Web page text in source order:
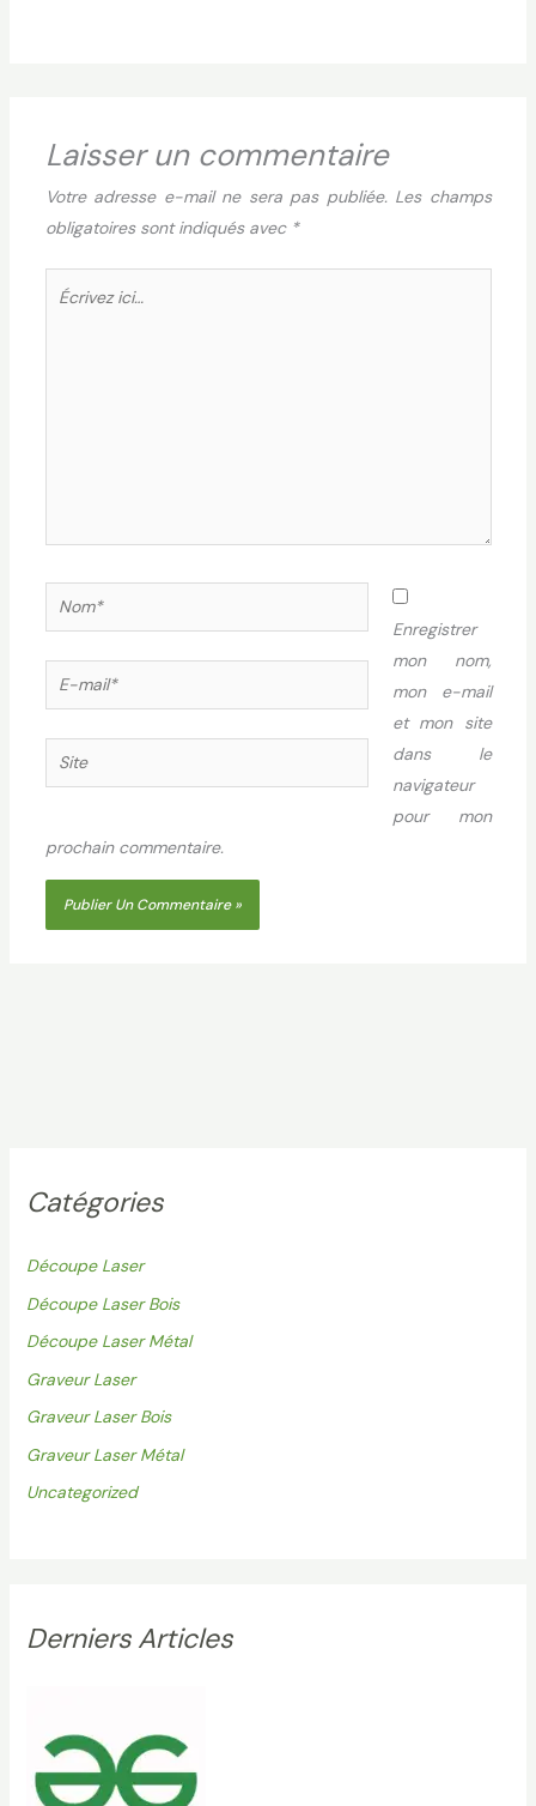
Laisser un commentaire
Votre adresse e-mail ne sera pas publiée. Les champs
obligatoires sont indiqués avec *
Nom*
E-
mail*
Site
Enregistrer
mon nom,
mon e-mail
et mon site
dans le
navigateur
pour mon
prochain commentaire.
Catégories
Découpe Laser
Découpe Laser Bois
Découpe Laser Métal
Graveur Laser
Graveur Laser Bois
Graveur Laser Métal
Uncategorized
Derniers Articles